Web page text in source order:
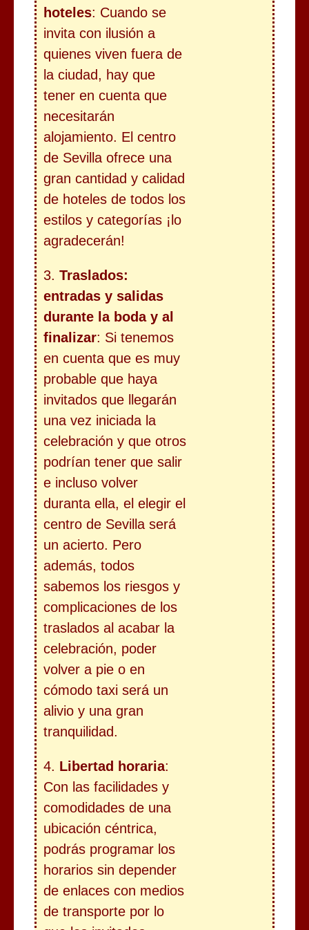
hoteles: Cuando se
invita con ilusión a
quienes viven fuera de
la ciudad, hay que
tener en cuenta que
necesitarán
alojamiento. El centro
de Sevilla ofrece una
gran cantidad y calidad
de hoteles de todos los
estilos y categorías ¡lo
agradecerán!
3. Traslados:
entradas y salidas
durante la boda y al
finalizar: Si tenemos
en cuenta que es muy
probable que haya
invitados que llegarán
una vez iniciada la
celebración y que otros
podrían tener que salir
e incluso volver
duranta ella, el elegir el
centro de Sevilla será
un acierto. Pero
además, todos
sabemos los riesgos y
complicaciones de los
traslados al acabar la
celebración, poder
volver a pie o en
cómodo taxi será un
alivio y una gran
tranquilidad.
4. Libertad horaria:
Con las facilidades y
comodidades de una
ubicación céntrica,
podrás programar los
horarios sin depender
de enlaces con medios
de transporte por lo